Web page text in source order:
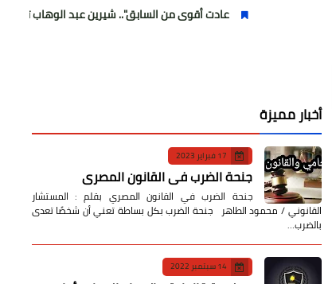
عادت أقوى من السابق".. شيرين عبد الوهاب تتألق في أولى
أخبار مميزة
17 فبراير 2023
جنحة الضرب في القانون المصري
جنحة الضرب في القانون المصري بقلم : المستشار
القانوني / محمود الطاهر جنحة الضرب بكل بساطة تعني أن شخصًا تعدى
بالضرب…
14 سبتمبر 2022